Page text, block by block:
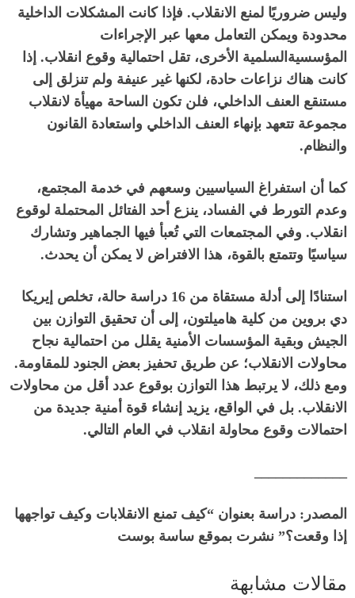
وليس ضروريًا لمنع الانقلاب. فإذا كانت المشكلات الداخلية
محدودة ويمكن التعامل معها عبر الإجراءات
المؤسسيةالسلمية الأخرى، تقل احتمالية وقوع انقلاب. إذا
كانت هناك نزاعات حادة، لكنها غير عنيفة ولم تنزلق إلى
مستنقع العنف الداخلي، فلن تكون الساحة مهيأة لانقلاب
مجموعة تتعهد بإنهاء العنف الداخلي واستعادة القانون
والنظام.
كما أن استفراغ السياسيين وسعهم في خدمة المجتمع،
وعدم التورط في الفساد، ينزع أحد الفتائل المحتملة لوقوع
انقلاب. وفي المجتمعات التي تُعبأ فيها الجماهير وتشارك
سياسيًا وتتمتع بالقوة، هذا الافتراض لا يمكن أن يحدث.
استنادًا إلى أدلة مستقاة من 16 دراسة حالة، تخلص إيريكا
دي بروين من كلية هاميلتون، إلى أن تحقيق التوازن بين
الجيش وبقية المؤسسات الأمنية يقلل من احتمالية نجاح
محاولات الانقلاب؛ عن طريق تحفيز بعض الجنود للمقاومة.
ومع ذلك، لا يرتبط هذا التوازن بوقوع عدد أقل من محاولات
الانقلاب. بل في الواقع، يزيد إنشاء قوة أمنية جديدة من
احتمالات وقوع محاولة انقلاب في العام التالي.
المصدر : دراسة بعنوان “كيف تمنع الانقلابات وكيف تواجهها
إذا وقعت؟” نشرت بموقع ساسة بوست
مقالات مشابهة